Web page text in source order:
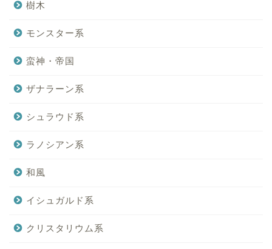
樹木
モンスター系
蛮神・帝国
ザナラーン系
シュラウド系
ラノシアン系
和風
イシュガルド系
クリスタリウム系